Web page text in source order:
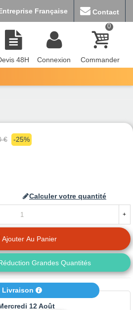
Française Contact
48H Connexion
0
Commander
€
-25%
Calculer votre quantité
+
Ajouter Au Panier
Grandes Quantités
Livraison
12 Août